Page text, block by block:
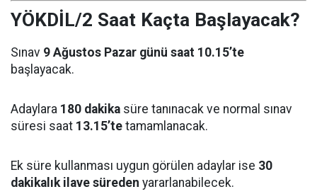
YÖKDİL/2 Saat Kaçta Başlayacak?
Sınav 9 Ağustos Pazar günü saat 10.15’te
başlayacak.
Adaylara 180 dakika süre tanınacak ve normal sınav
süresi saat 13.15’te tamamlanacak.
Ek süre kullanması uygun görülen adaylar ise 30
dakikalık ilave süreden yararlanabilecek.